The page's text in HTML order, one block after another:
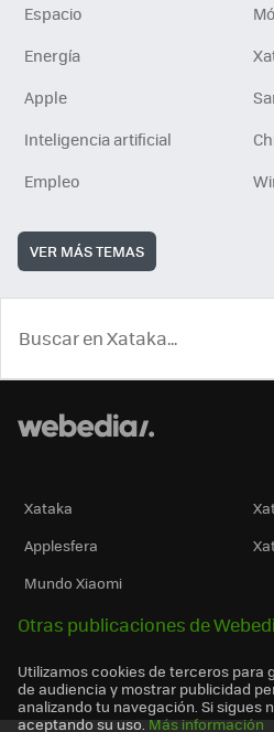
Espacio
Energía
Apple
Inteligencia artificial
Empleo
VER MÁS TEMAS
Xataka
Applesfera
Mundo Xiaomi
Otras publicaciones de
Utilizamos cookies de terceros para
de audiencia y mostrar publicidad
analizando tu navegación. Si sigues
aceptando su uso. Más información